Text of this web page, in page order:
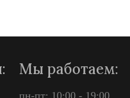
Мы работаем: